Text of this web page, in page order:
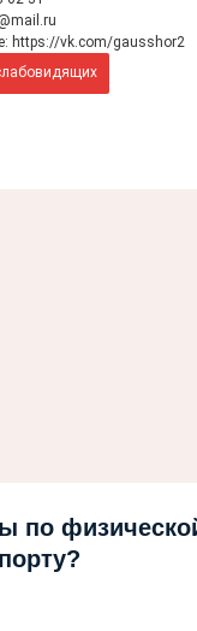
https://vk.com/gausshor2
по